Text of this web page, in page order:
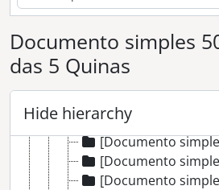
Documento simples
das 5 Quinas
Hide hierarchy
[Documento simples] Grupo
[Documento
[Documento simples]
[Documento simples]
[Documento simples]
[Documento
[Documento
[Documento